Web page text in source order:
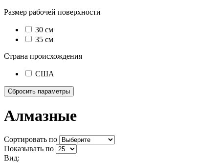
Размер рабочей поверхности
30 см
35 см
Страна происхождения
США
Алмазные
Сортировать по
Показывать по
Вид: